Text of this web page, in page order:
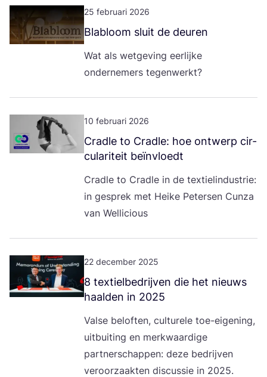
25 februari 2026
Bla­bloom sluit de deuren
Wat als wet­ge­ving eer­lij­ke
onder­ne­mers tegenwerkt?
10 februari 2026
Crad­le to Crad­le: hoe ont­werp cir­
cu­la­ri­teit beïnvloedt
Crad­le to Crad­le in de tex­tiel­in­du­strie:
in gesprek met Hei­ke Peter­sen Cun­za
van Wellicious
22 december 2025
8 tex­tiel­be­drij­ven die het nieuws
haal­den in 2025
Val­se belof­ten, cul­tu­re­le toe-eige­ning,
uit­bui­ting en merk­waar­di­ge
part­ner­schap­pen: deze bedrij­ven
ver­oor­zaak­ten dis­cus­sie in 2025.